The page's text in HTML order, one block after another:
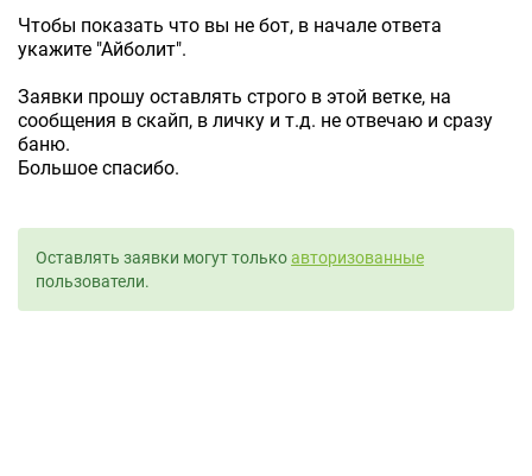
Чтобы показать что вы не бот, в начале ответа
укажите "Айболит".
Заявки прошу оставлять строго в этой ветке, на
сообщения в скайп, в личку и т.д. не отвечаю и сразу
баню.
Большое спасибо.
Оставлять заявки могут толькоавторизованные
пользователи.